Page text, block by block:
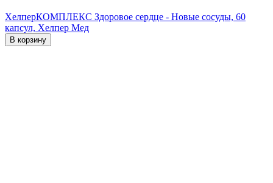
ХелперКОМПЛЕКС Здоровое сердце - Новые сосуды, 60
капсул, Хелпер Мед
В корзину